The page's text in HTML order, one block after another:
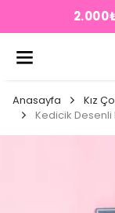
Anasayfa Kız
Kedicik Desenli